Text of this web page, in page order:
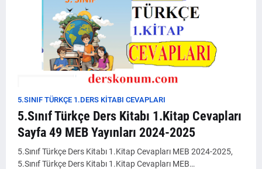
5.SINIF TÜRKÇE 1.DERS KİTABI CEVAPLARI
5.Sınıf Türkçe Ders Kitabı 1.Kitap Cevapları
Sayfa 49 MEB Yayınları 2024-2025
5.Sınıf Türkçe Ders Kitabı 1.Kitap Cevapları MEB 2024-2025,
5.Sınıf Türkçe Ders Kitabı 1.Kitap Cevapları MEB…